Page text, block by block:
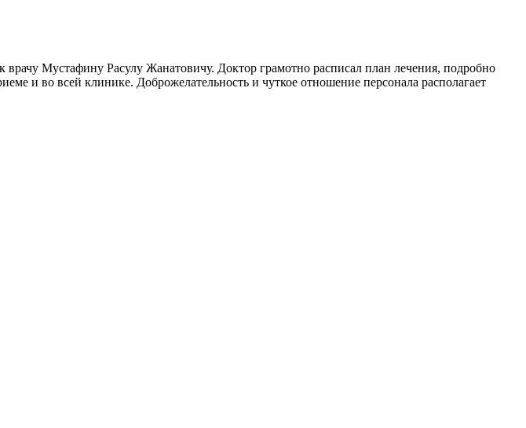
врачу Мустафину Расулу Жанатовичу. Доктор грамотно расписал план лечения, подробно
и во всей клинике. Доброжелательность и чуткое отношение персонала располагает